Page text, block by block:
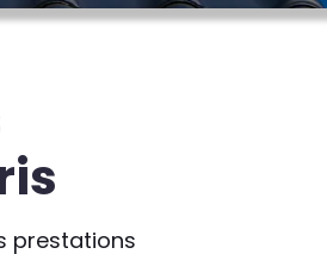
prestations